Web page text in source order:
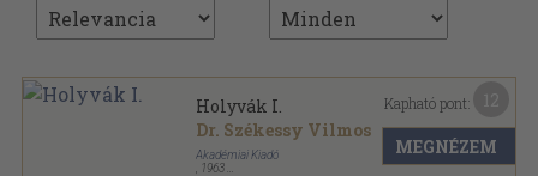
Holyvák I.
Dr. Székessy Vilmos
Akadémiai Kiadó
1963
Kapható pont:
MEGNÉZEM